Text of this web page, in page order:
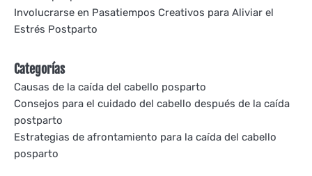
Involucrarse en Pasatiempos Creativos para Aliviar el
Estrés Postparto
Categorías
Causas de la caída del cabello posparto
Consejos para el cuidado del cabello después de la caída
postparto
Estrategias de afrontamiento para la caída del cabello
posparto